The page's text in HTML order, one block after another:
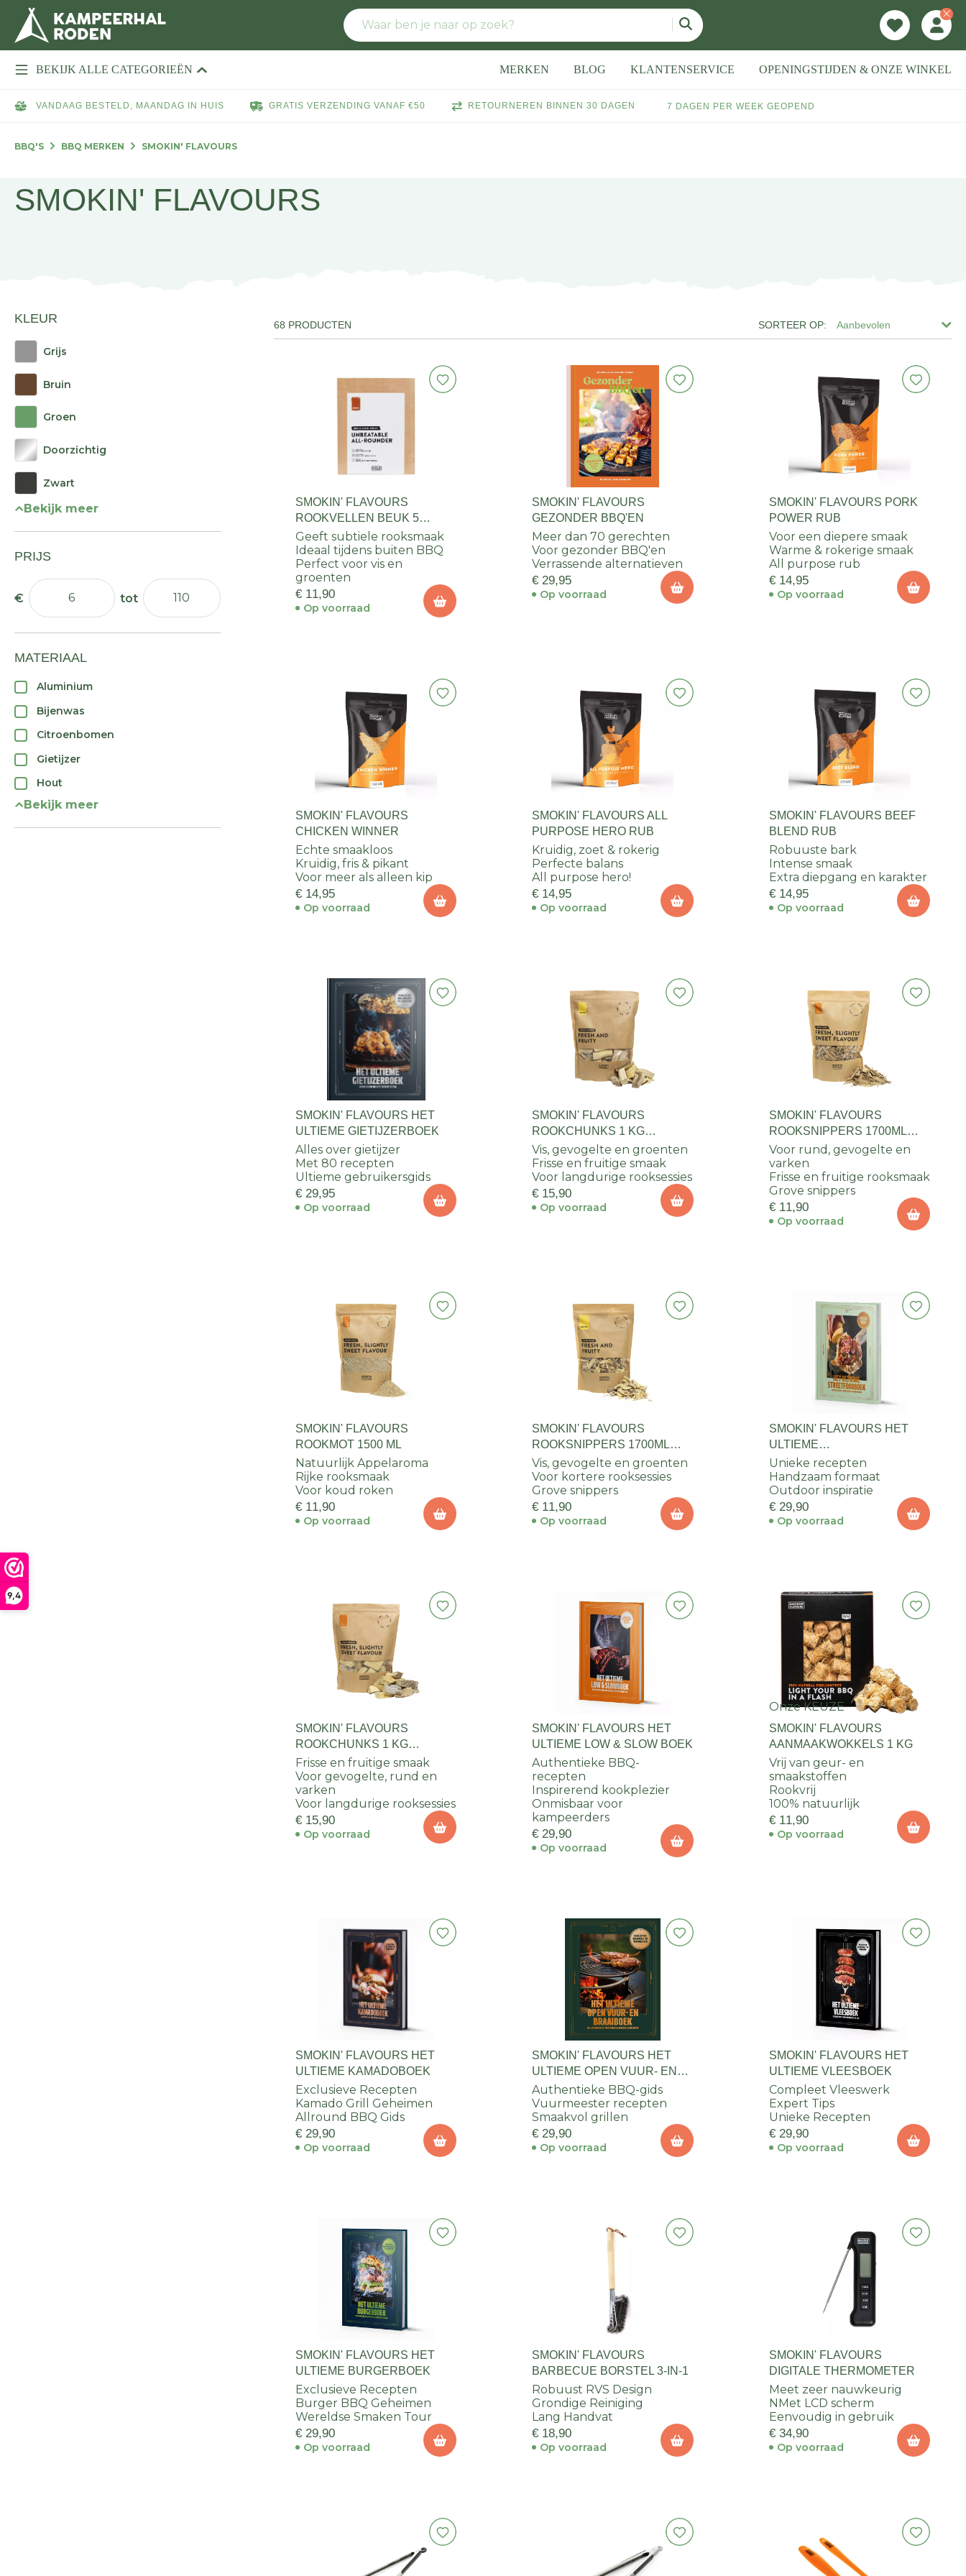
9,4
BEKIJK ALLE CATEGORIEËN MERKEN BLOG KLANTENSERVICE OPENINGSTIJDEN & ONZE WINKEL
VANDAAG BESTELD, MAANDAG IN HUIS GRATIS VERZENDING VANAF €50 RETOURNEREN BINNEN 30 DAGEN 7 DAGEN PER WEEK GEOPEND
BBQ'S BBQ MERKEN SMOKIN' FLAVOURS
SMOKIN' FLAVOURS
KLEUR
Grijs
Bruin
Groen
Doorzichtig
Zwart
Bekijk meer
PRIJS
MATERIAAL
Aluminium
Bijenwas
Citroenbomen
Gietijzer
Hout
Bekijk meer
Aanbevolen
68 PRODUCTEN
SMOKIN' FLAVOURS
ROOKVELLEN BEUK 5
STUKS 20X25CM
Geeft subtiele rooksmaak
Ideaal tijdens buiten BBQ
Perfect voor vis en
groenten
€ 11,90
Op voorraad
SMOKIN' FLAVOURS
GEZONDER BBQ'EN
Meer dan 70 gerechten
Voor gezonder BBQ'en
Verrassende alternatieven
€ 29,95
Op voorraad
SMOKIN' FLAVOURS PORK
POWER RUB
Voor een diepere smaak
Warme & rokerige smaak
All purpose rub
€ 14,95
Op voorraad
SMOKIN' FLAVOURS
CHICKEN WINNER
Echte smaakloos
Kruidig, fris & pikant
Voor meer als alleen kip
€ 14,95
Op voorraad
SMOKIN' FLAVOURS ALL
PURPOSE HERO RUB
Kruidig, zoet & rokerig
Perfecte balans
All purpose hero!
€ 14,95
Op voorraad
SMOKIN' FLAVOURS BEEF
BLEND RUB
Robuuste bark
Intense smaak
Extra diepgang en karakter
€ 14,95
Op voorraad
SMOKIN' FLAVOURS HET
ULTIEME GIETIJZERBOEK
Alles over gietijzer
Met 80 recepten
Ultieme gebruikersgids
€ 29,95
Op voorraad
SMOKIN' FLAVOURS
ROOKCHUNKS 1 KG
CITROEN
Vis, gevogelte en groenten
Frisse en fruitige smaak
Voor langdurige rooksessies
€ 15,90
Op voorraad
SMOKIN' FLAVOURS
ROOKSNIPPERS 1700ML
SINAASAPPEL
Voor rund, gevogelte en
varken
Frisse en fruitige rooksmaak
Grove snippers
€ 11,90
Op voorraad
SMOKIN' FLAVOURS
ROOKMOT 1500 ML
Natuurlijk Appelaroma
Rijke rooksmaak
Voor koud roken
€ 11,90
Op voorraad
SMOKIN' FLAVOURS
ROOKSNIPPERS 1700ML
CITROEN
Vis, gevogelte en groenten
Voor kortere rooksessies
Grove snippers
€ 11,90
Op voorraad
SMOKIN' FLAVOURS HET
ULTIEME
STREETFOODBOEK
Unieke recepten
Handzaam formaat
Outdoor inspiratie
€ 29,90
Op voorraad
SMOKIN' FLAVOURS
ROOKCHUNKS 1 KG
SINAASAPPEL
Frisse en fruitige smaak
Voor gevogelte, rund en
varken
Voor langdurige rooksessies
€ 15,90
Op voorraad
SMOKIN' FLAVOURS HET
ULTIEME LOW & SLOW BOEK
Authentieke BBQ-
recepten
Inspirerend kookplezier
Onmisbaar voor
kampeerders
€ 29,90
Op voorraad
Onze KEUZE
SMOKIN' FLAVOURS
AANMAAKWOKKELS 1 KG
Vrij van geur- en
smaakstoffen
Rookvrij
100% natuurlijk
€ 11,90
Op voorraad
SMOKIN' FLAVOURS HET
ULTIEME KAMADOBOEK
Exclusieve Recepten
Kamado Grill Geheimen
Allround BBQ Gids
€ 29,90
Op voorraad
SMOKIN' FLAVOURS HET
ULTIEME OPEN VUUR- EN
BRAAIBOEK
Authentieke BBQ-gids
Vuurmeester recepten
Smaakvol grillen
€ 29,90
Op voorraad
SMOKIN' FLAVOURS HET
ULTIEME VLEESBOEK
Compleet Vleeswerk
Expert Tips
Unieke Recepten
€ 29,90
Op voorraad
SMOKIN' FLAVOURS HET
ULTIEME BURGERBOEK
Exclusieve Recepten
Burger BBQ Geheimen
Wereldse Smaken Tour
€ 29,90
Op voorraad
SMOKIN' FLAVOURS
BARBECUE BORSTEL 3-IN-1
Robuust RVS Design
Grondige Reiniging
Lang Handvat
€ 18,90
Op voorraad
SMOKIN' FLAVOURS
DIGITALE THERMOMETER
Meet zeer nauwkeurig
NMet LCD scherm
Eenvoudig in gebruik
€ 34,90
Op voorraad